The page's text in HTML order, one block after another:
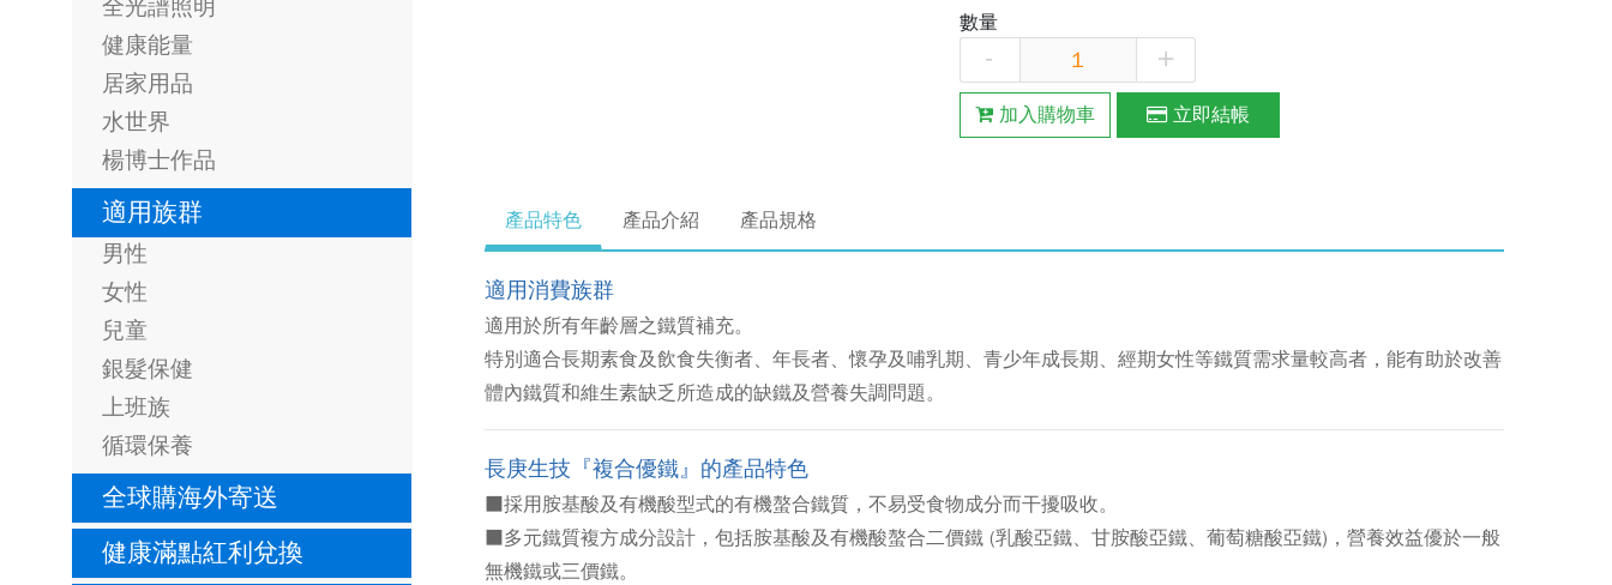
全光譜照明
健康能量
居家用品
水世界
楊博士作品
適用族群
男性
女性
兒童
銀髮保健
上班族
循環保養
全球購海外寄送
健康滿點紅利兌換
數量
- +
加入購物車 立即結帳
產品特色 產品介紹 產品規格
適用消費族群
適用於所有年齡層之鐵質補充。
特別適合長期素食及飲食失衡者、年長者、懷孕及哺乳期、青少年成長期、經期女性等鐵質需求量較高者，能有助於改善
體內鐵質和維生素缺乏所造成的缺鐵及營養失調問題。
長庚生技『複合優鐵』的產品特色
■採用胺基酸及有機酸型式的有機螯合鐵質，不易受食物成分而干擾吸收。
■多元鐵質複方成分設計，包括胺基酸及有機酸螯合二價鐵 (乳酸亞鐵、甘胺酸亞鐵、葡萄糖酸亞鐵)，營養效益優於一般
無機鐵或三價鐵。